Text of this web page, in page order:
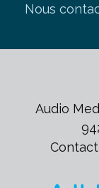
Nous
Audio